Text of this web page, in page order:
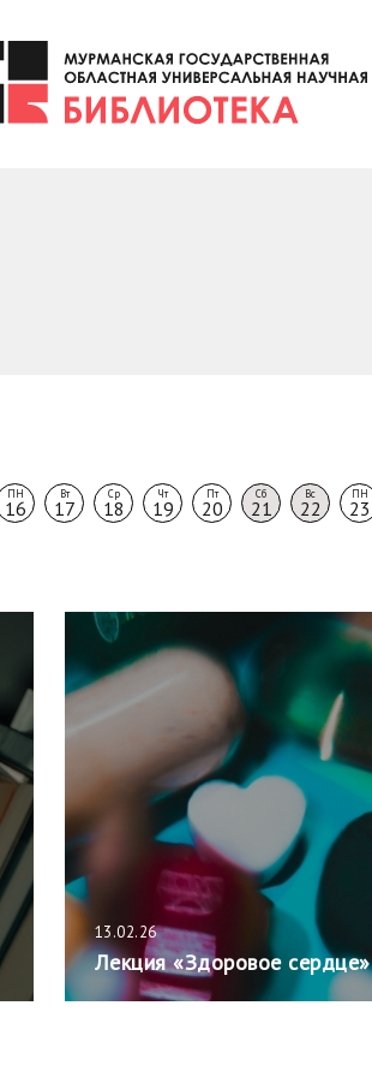
ПН
16
Вт
17
Ср
18
Чт
19
Пт
20
Сб
21
Вс
22
ПН
23
13.02.26
Лекция «Здоровое сердце»